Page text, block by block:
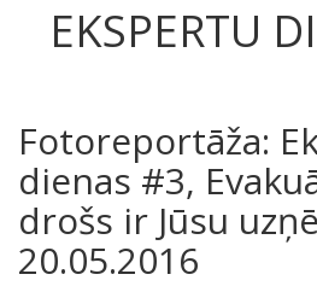
EKSPERTU
Fotoreportāža:
dienas #3,
drošs ir Jūsu
20.05.2016